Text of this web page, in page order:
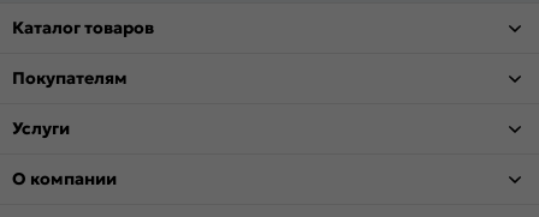
Каталог товаров
Покупателям
Услуги
О компании